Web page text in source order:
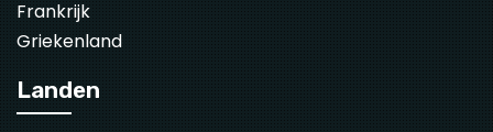
Frankrijk
Griekenland
Landen